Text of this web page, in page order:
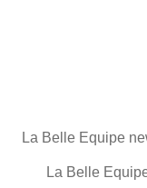
La Belle Equipe
La Belle